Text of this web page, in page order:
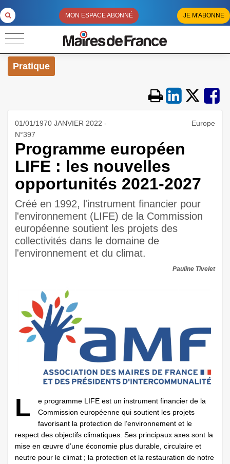
MON ESPACE ABONNÉ JE M'ABONNE
Pratique
01/01/1970 JANVIER 2022 -
N°397
Europe
Programme européen
LIFE : les nouvelles
opportunités 2021-2027
Créé en 1992, l'instrument financier pour
l'environnement (LIFE) de la Commission
européenne soutient les projets des
collectivités dans le domaine de
l'environnement et du climat.
Pauline Tivelet
L
e programme LIFE est un instrument financier de la
Commission européenne qui soutient les projets
favorisant la protection de l’environnement et le
respect des objectifs climatiques. Ses principaux axes sont la
mise en œuvre d’une économie plus durable, circulaire et
neutre pour le climat ; la protection et la restauration de notre